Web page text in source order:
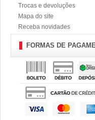
Trocas e devoluções
Mapa do site
Receba novidades
FORMAS DE